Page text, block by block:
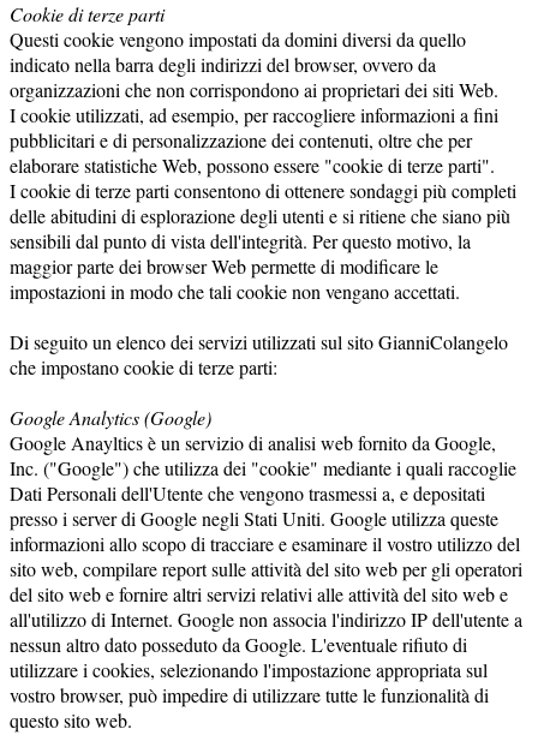
Cookie di terze parti
Questi cookie vengono impostati da domini diversi da quello
indicato nella barra degli indirizzi del browser, ovvero da
organizzazioni che non corrispondono ai proprietari dei siti Web.
I cookie utilizzati, ad esempio, per raccogliere informazioni a fini
pubblicitari e di personalizzazione dei contenuti, oltre che per
elaborare statistiche Web, possono essere "cookie di terze parti".
I cookie di terze parti consentono di ottenere sondaggi più completi
delle abitudini di esplorazione degli utenti e si ritiene che siano più
sensibili dal punto di vista dell'integrità. Per questo motivo, la
maggior parte dei browser Web permette di modificare le
impostazioni in modo che tali cookie non vengano accettati.
Di seguito un elenco dei servizi utilizzati sul sito GianniColangelo
che impostano cookie di terze parti:
Google Analytics (Google)
Google Anayltics è un servizio di analisi web fornito da Google,
Inc. ("Google") che utilizza dei "cookie" mediante i quali raccoglie
Dati Personali dell'Utente che vengono trasmessi a, e depositati
presso i server di Google negli Stati Uniti. Google utilizza queste
informazioni allo scopo di tracciare e esaminare il vostro utilizzo del
sito web, compilare report sulle attività del sito web per gli operatori
del sito web e fornire altri servizi relativi alle attività del sito web e
all'utilizzo di Internet. Google non associa l'indirizzo IP dell'utente a
nessun altro dato posseduto da Google. L'eventuale rifiuto di
utilizzare i cookies, selezionando l'impostazione appropriata sul
vostro browser, può impedire di utilizzare tutte le funzionalità di
questo sito web.